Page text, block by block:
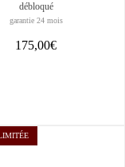
débloqué
garantie 24 mois
175,00€